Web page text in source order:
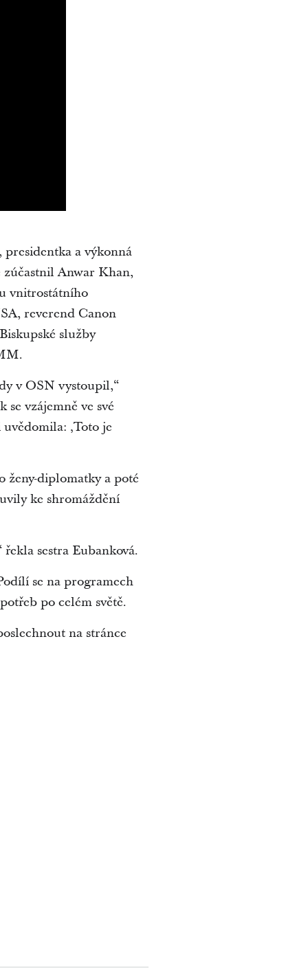
a výkonná
zúčastnil Anwar Khan,
vnitrostátního
reverend Canon
služby
v OSN vystoupil,“
vzájemně ve své
‚Toto je
ženy-diplomatky a poté
ke shromáždění
sestra Eubanková.
se na programech
po celém světě.
na stránce